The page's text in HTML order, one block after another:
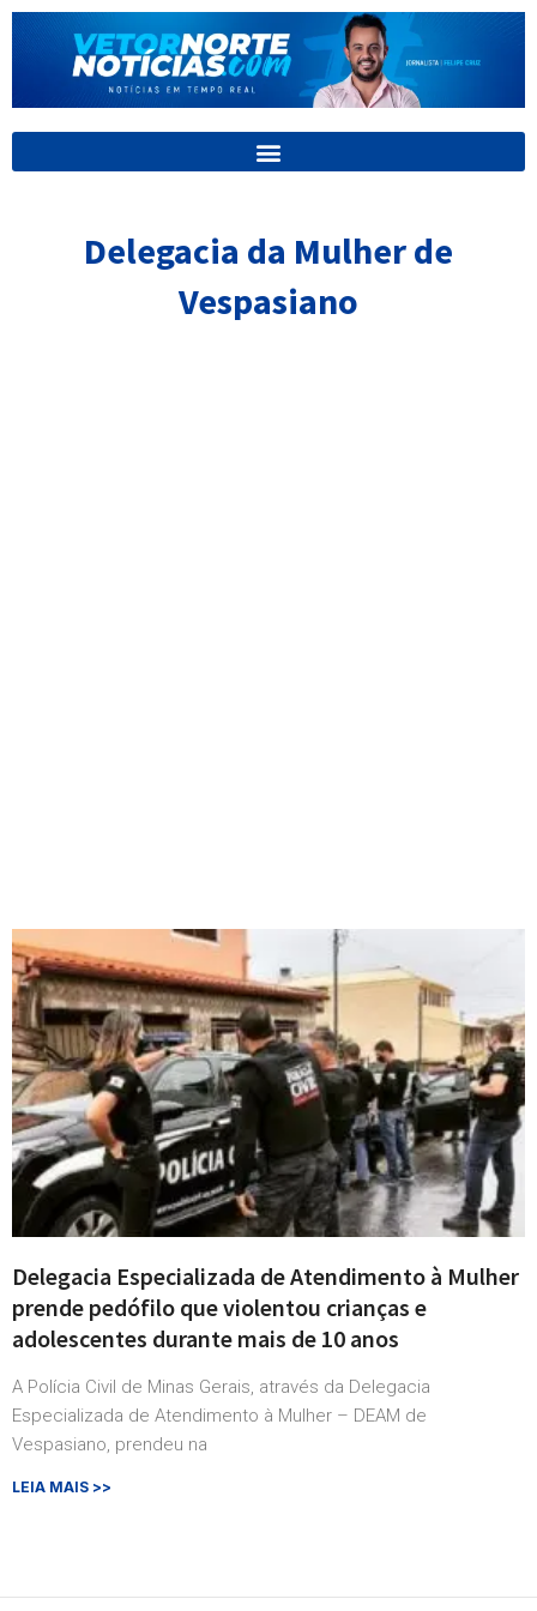
para
conteúdo
Delegacia da Mulher de
Vespasiano
Delegacia Especializada de Atendimento à Mulher
prende pedófilo que violentou crianças e
adolescentes durante mais de 10 anos
A Polícia Civil de Minas Gerais, através da Delegacia
Especializada de Atendimento à Mulher – DEAM de
Vespasiano, prendeu na
LEIA MAIS >>